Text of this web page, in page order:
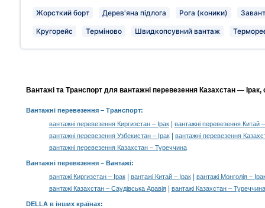
Жорсткий борт Дерев'яна підлога Рога (коники)
Кругорейс Терміново Швидкопсувний вантаж
Вантажі та Транспорт для вантажні перевезення Казахстан — Ірак,
Вантажні перевезення– Транспорт:
вантажні перевезення Киргизстан – Ірак|
вантажні перевезення Китай –
вантажні перевезення Узбекистан – Ірак|
вантажні перевезення
вантажні перевезення Казахстан – Туреччина
Вантажні перевезення – Вантажі:
вантажі Киргизстан – Ірак| вантажі Китай – Ірак|
вантажі Монголія –
вантажі Казахстан – Саудівська Аравія| вантажі Казахстан – Туреччина
DELLA в інших країнах: